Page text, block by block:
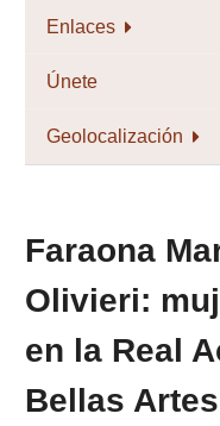
Enlaces
Únete
Geolocalización
Faraona
Olivieri:
en la Real
Bellas